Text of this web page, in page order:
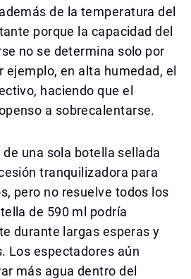
de la temperatura del
porque la capacidad del
no se determina solo por
ejemplo, en alta humedad, el
haciendo que el
a sobrecalentarse.
una sola botella sellada
tranquilizadora para
pero no resuelve todos los
de 590 ml podría
durante largas esperas y
Los espectadores aún
más agua dentro del